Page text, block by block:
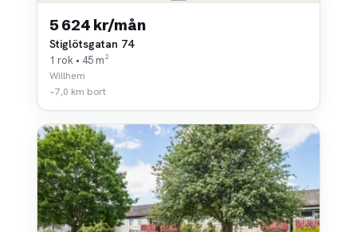
5 624 kr/mån
Stiglötsgatan 74
1 rok • 45 m²
Willhem
~7,0 km bort